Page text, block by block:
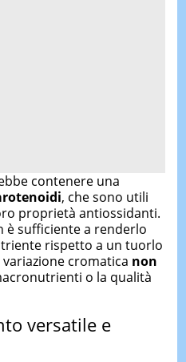
contenere una
, che sono utili
proprietà antiossidanti.
è sufficiente a renderlo
rispetto a un tuorlo
cromatica non
o la qualità
versatile e